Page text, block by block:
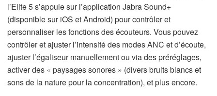
l’Elite 5 s’appuie sur l’application Jabra Sound+
(disponible sur iOS et Android) pour contrôler et
personnaliser les fonctions des écouteurs. Vous pouvez
contrôler et ajuster l’intensité des modes ANC et d’écoute,
ajuster l’égaliseur manuellement ou via des préréglages,
activer des « paysages sonores » (divers bruits blancs et
sons de la nature pour la concentration), et plus encore.